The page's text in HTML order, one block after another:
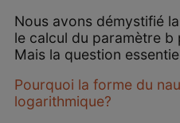
Nous avons démystifié
le calcul du paramètre b
Mais la question
Pourquoi la forme du
logarithmique?